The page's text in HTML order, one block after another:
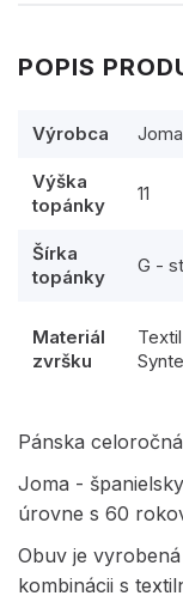
POPIS
Výrobca Joma
Výška
topánky
11
Šírka
topánky
G -
Materiál
zvršku
Pánska
Joma -
úrovne s 60
Obuv je
kombinácii s